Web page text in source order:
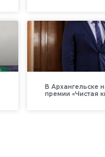
В Архангельске
премии «Чистая